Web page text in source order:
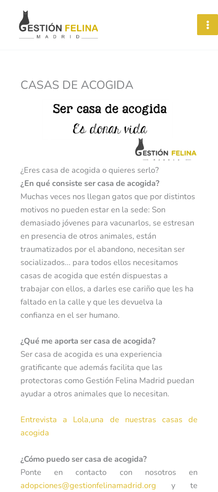
contenido
CASAS DE ACOGIDA
¿Eres casa de acogida o quieres serlo?
¿En qué consiste ser casa de acogida?
Muchas veces nos llegan gatos que por distintos
motivos no pueden estar en la sede: Son
demasiado jóvenes para vacunarlos, se estresan
en presencia de otros animales, están
traumatizados por el abandono, necesitan ser
socializados... para todos ellos necesitamos
casas de acogida que estén dispuestas a
trabajar con ellos, a darles ese cariño que les ha
faltado en la calle y que les devuelva la
confianza en el ser humano.
¿Qué me aporta ser casa de acogida?
Ser casa de acogida es una experiencia
gratificante que además facilita que las
protectoras como Gestión Felina Madrid puedan
ayudar a otros animales que lo necesitan.
Entrevista a Lola,una de nuestras casas de
acogida
¿Cómo puedo ser casa de acogida?
Ponte en contacto con nosotros en
adopciones@gestionfelinamadrid.org y te